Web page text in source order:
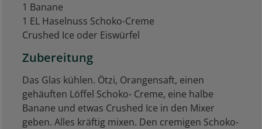
1 Banane
1 EL Haselnuss Schoko-Creme
Crushed Ice oder Eiswürfel
Zubereitung
Das Glas kühlen. Ötzi, Orangensaft, einen
gehäuften Löffel Schoko- Creme, eine halbe
Banane und etwas Crushed Ice in den Mixer
geben. Alles kräftig mixen. Den cremigen Schoko-